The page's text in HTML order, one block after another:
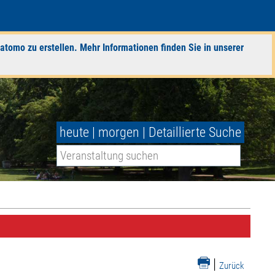
zu erstellen. Mehr Informationen finden Sie in unserer
heute | morgen | Detaillierte Suche
| Zurück